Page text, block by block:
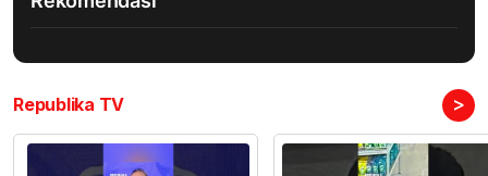
Republika TV >